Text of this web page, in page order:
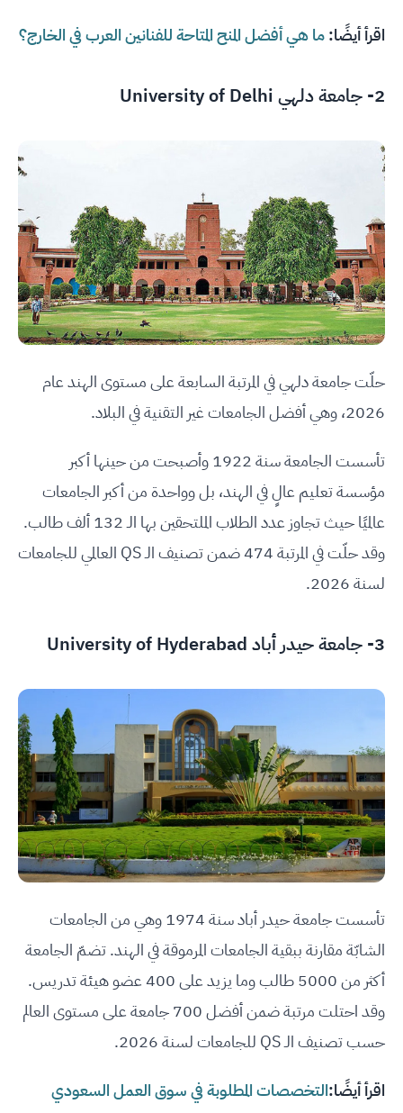
اقرأ أيضًا:ما هي أفضل المنح المتاحة للفنانين العرب في الخارج؟
2- جامعة دلهي University of Delhi
حلّت جامعة دلهي في المرتبة السابعة على مستوى الهند عام
2026، وهي أفضل الجامعات غير التقنية في البلاد.
تأسست الجامعة سنة 1922 وأصبحت من حينها أكبر
مؤسسة تعليم عالٍ في الهند، بل وواحدة من أكبر الجامعات
عالميًا حيث تجاوز عدد الطلاب الملتحقين بها الـ 132 ألف طالب.
وقد حلّت في المرتبة 474 ضمن تصنيف الـ QS العالمي للجامعات
لسنة 2026.
3- جامعة حيدر أباد University of Hyderabad
تأسست جامعة حيدر أباد سنة 1974 وهي من الجامعات
الشابّة مقارنة ببقية الجامعات المرموقة في الهند. تضمّ الجامعة
أكثر من 5000 طالب وما يزيد على 400 عضو هيئة تدريس.
وقد احتلت مرتبة ضمن أفضل 700 جامعة على مستوى العالم
حسب تصنيف الـ QS للجامعات لسنة 2026.
اقرأ أيضًا:التخصصات المطلوبة في سوق العمل السعودي